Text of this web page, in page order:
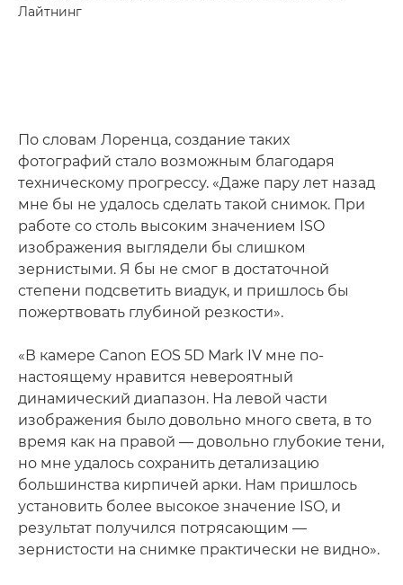
Лайтнинг
По словам Лоренца, создание таких
фотографий стало возможным благодаря
техническому прогрессу. «Даже пару лет назад
мне бы не удалось сделать такой снимок. При
работе со столь высоким значением ISO
изображения выглядели бы слишком
зернистыми. Я бы не смог в достаточной
степени подсветить виадук, и пришлось бы
пожертвовать глубиной резкости».
«В камере Canon EOS 5D Mark IV мне по-
настоящему нравится невероятный
динамический диапазон. На левой части
изображения было довольно много света, в то
время как на правой — довольно глубокие тени,
но мне удалось сохранить детализацию
большинства кирпичей арки. Нам пришлось
установить более высокое значение ISO, и
результат получился потрясающим —
зернистости на снимке практически не видно».